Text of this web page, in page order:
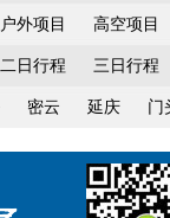
户外项目 高空项目
二日行程 三日行程
密云 延庆 门